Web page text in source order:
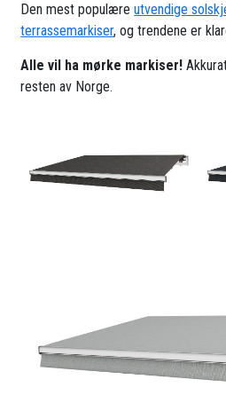
Den mest populæreutvendige
terrassemarkiser, og trendene er
Alle vil ha mørke markiser!
resten av Norge.